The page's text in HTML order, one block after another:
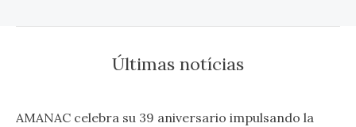
Últimas notícias
AMANAC celebra su 39 aniversario impulsando la